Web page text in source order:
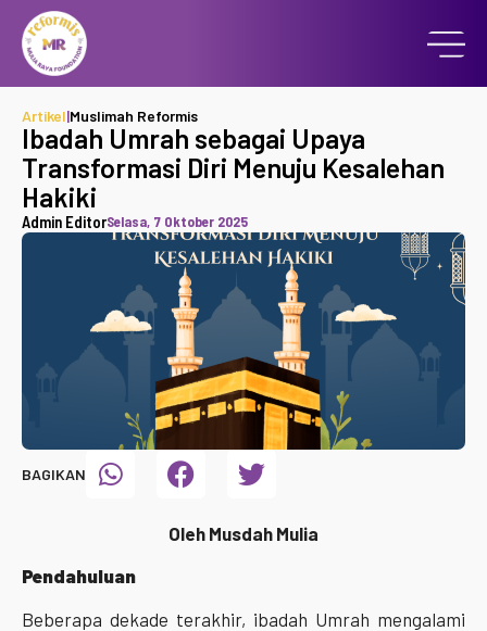
Artikel|Muslimah Reformis
Ibadah Umrah sebagai Upaya
Transformasi Diri Menuju Kesalehan
Hakiki
Admin EditorSelasa, 7 Oktober 2025
BAGIKAN
Oleh Musdah Mulia
Pendahuluan
Beberapa dekade terakhir, ibadah Umrah mengalami